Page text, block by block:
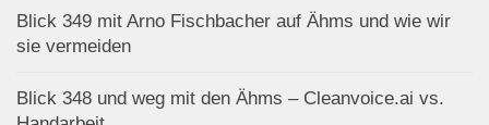
Blick 349 mit Arno Fischbacher auf Ähms und wie wir
sie vermeiden
Blick 348 und weg mit den Ähms – Cleanvoice.ai vs.